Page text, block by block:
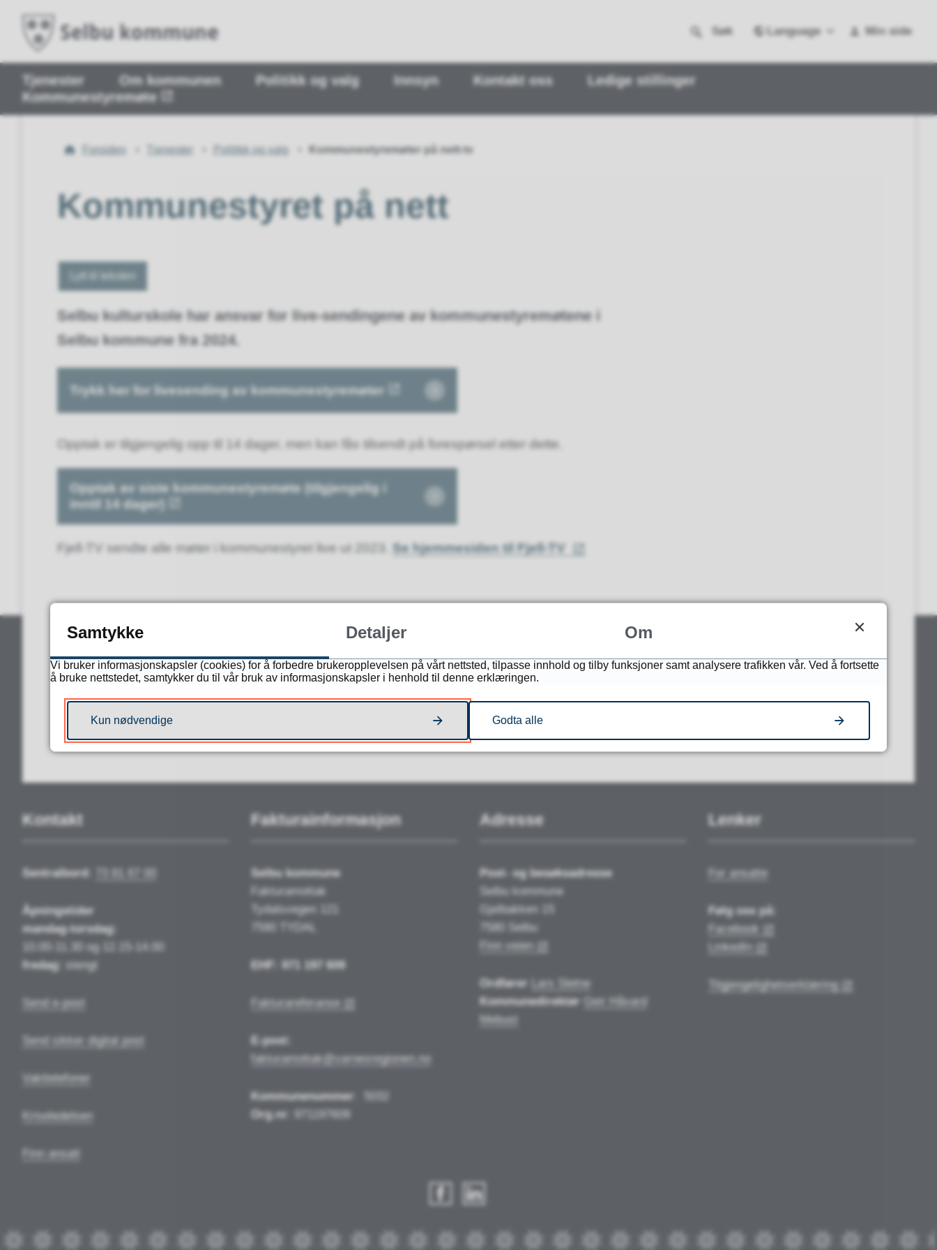
Søk Language Min side
Tjenester Om kommunen Politikk og valg Innsyn Kontakt oss
Ledige stillinger
Kommunestyremøte
Du
Forsiden Tjenester Politikk og valg Kommunestyremøter på nett-tv
Kommunestyret på nett
Lytt til teksten
Selbu kulturskole har ansvar for live-sendingene av kommunestyremøtene i
Selbu kommune fra 2024.
Trykk her for livesending av kommunestyremøter
Opptak er tilgjengelig opp til 14 dager, men kan fås tilsendt på forespørsel etter dette.
Opptak av siste kommunestyremøte (tilgjengelig i
inntil 14 dager)
Fjell-TV sendte alle møter i kommunestyret live ut 2023. Se hjemmesiden til Fjell-TV
Fant du det du lette etter?
Kontakt
Sentralbord:
Åpningstider
mandag-torsdag:
10.00-11.30 og 12.15-14.00
fredag:
stengt
Send e-post
Send sikker digital post
Vakttelefoner
Kriseledelsen
Finn ansatt
Fakturainformasjon
Selbu kommune
Fakturamottak
Tydalsvegen 121
EHF: 971 197 609
Fakturareferanse
E-post:
fakturamottak@varnesregionen.no
Kommunenummer
Org.nr
Adresse
Post- og besøksadresse
Selbu kommune
Gjelbakken 15
7580 Selbu
Finn veien
Ordfører
Lars Sletne
Kommunedirektør
Geir Håvard
Mebust
Lenker
For ansatte
Følg oss på:
Facebook
LinkedIn
Tilgjengelighetserklæring
Samtykke Detaljer Om
Vi bruker informasjonskapsler (cookies) for å forbedre brukeropplevelsen på vårt nettsted, tilpasse innhold og tilby funksjoner samt analysere trafikken vår. Ved å fortsette
å bruke nettstedet, samtykker du til vår bruk av informasjonskapsler i henhold til denne erklæringen.
Kun nødvendige Godta alle